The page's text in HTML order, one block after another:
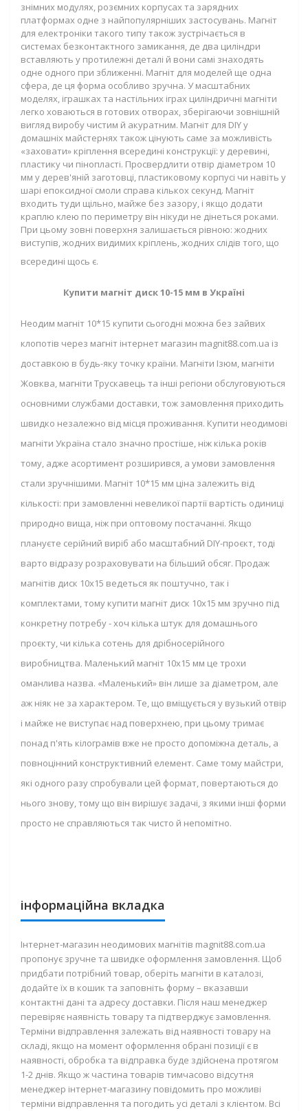
знімних модулях, розємних корпусах та зарядних
платформах одне з найпопулярніших застосувань. Магніт
для електроніки такого типу також зустрічається в
системах безконтактного замикання, де два циліндри
вставляють у протилежні деталі й вони самі знаходять
одне одного при зближенні. Магніт для моделей ще одна
сфера, де ця форма особливо зручна. У масштабних
моделях, іграшках та настільних іграх циліндричні магніти
легко ховаються в готових отворах, зберігаючи зовнішній
вигляд виробу чистим й акуратним. Магніт для DIY у
домашніх майстернях також цінують саме за можливість
«заховати» кріплення всередині конструкції: у деревині,
пластику чи пінопласті. Просвердлити отвір діаметром 10
мм у дерев'яній заготовці, пластиковому корпусі чи навіть у
шарі епоксидної смоли справа кількох секунд. Магніт
входить туди щільно, майже без зазору, і якщо додати
краплю клею по периметру він нікуди не дінеться роками.
При цьому зовні поверхня залишається рівною: жодних
виступів, жодних видимих кріплень, жодних слідів того, що
всередині щось є.
Купити магніт диск 10-15 мм в Україні
Неодим магніт 10*15 купити сьогодні можна без зайвих
клопотів через магніт інтернет магазин magnit88.com.ua із
доставкою в будь-яку точку країни. Магніти Ізюм, магніти
Жовква, магніти Трускавець та інші регіони обслуговуються
основними службами доставки, тож замовлення приходить
швидко незалежно від місця проживання. Купити неодимові
магніти Україна стало значно простіше, ніж кілька років
тому, адже асортимент розширився, а умови замовлення
стали зручнішими. Магніт 10*15 мм ціна залежить від
кількості: при замовленні невеликої партії вартість одиниці
природно вища, ніж при оптовому постачанні. Якщо
плануєте серійний виріб або масштабний DIY-проєкт, тоді
варто відразу розраховувати на більший обсяг. Продаж
магнітів диск 10х15 ведеться як поштучно, так і
комплектами, тому купити магніт диск 10х15 мм зручно під
конкретну потребу - хоч кілька штук для домашнього
проєкту, чи кілька сотень для дрібносерійного
виробництва. Маленький магніт 10х15 мм це трохи
оманлива назва. «Маленький» він лише за діаметром, але
аж ніяк не за характером. Те, що вміщується у вузький отвір
і майже не виступає над поверхнею, при цьому тримає
понад п'ять кілограмів вже не просто допоміжна деталь, а
повноцінний конструктивний елемент. Саме тому майстри,
які одного разу спробували цей формат, повертаються до
нього знову, тому що він вирішує задачі, з якими інші форми
просто не справляються так чисто й непомітно.
інформаційна вкладка
Інтернет-магазин неодимових магнітів magnit88.com.ua
пропонує зручне та швидке оформлення замовлення. Щоб
придбати потрібний товар, оберіть магніти в каталозі,
додайте їх в кошик та заповніть форму – вказавши
контактні дані та адресу доставки. Після наш менеджер
перевіряє наявність товару та підтверджує замовлення.
Терміни відправлення залежать від наявності товару на
складі, якщо на момент оформлення обрані позиції є в
наявності, обробка та відправка буде здійснена протягом
1-2 днів. Якщо ж частина товарів тимчасово відсутня
менеджер інтернет-магазину повідомить про можливі
терміни відправлення та погодить усі деталі з клієнтом. Всі